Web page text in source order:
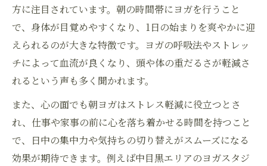
方に注目されています。朝の時間帯にヨガを行うこと
で、身体が目覚めやすくなり、1日の始まりを爽やかに迎
えられるのが大きな特徴です。ヨガの呼吸法やストレッ
チによって血流が良くなり、頭や体の重だるさが軽減さ
れるという声も多く聞かれます。
また、心の面でも朝ヨガはストレス軽減に役立つとさ
れ、仕事や家事の前に心を落ち着かせる時間を持つこと
で、日中の集中力や気持ちの切り替えがスムーズになる
効果が期待できます。例えば中目黒エリアのヨガスタジ